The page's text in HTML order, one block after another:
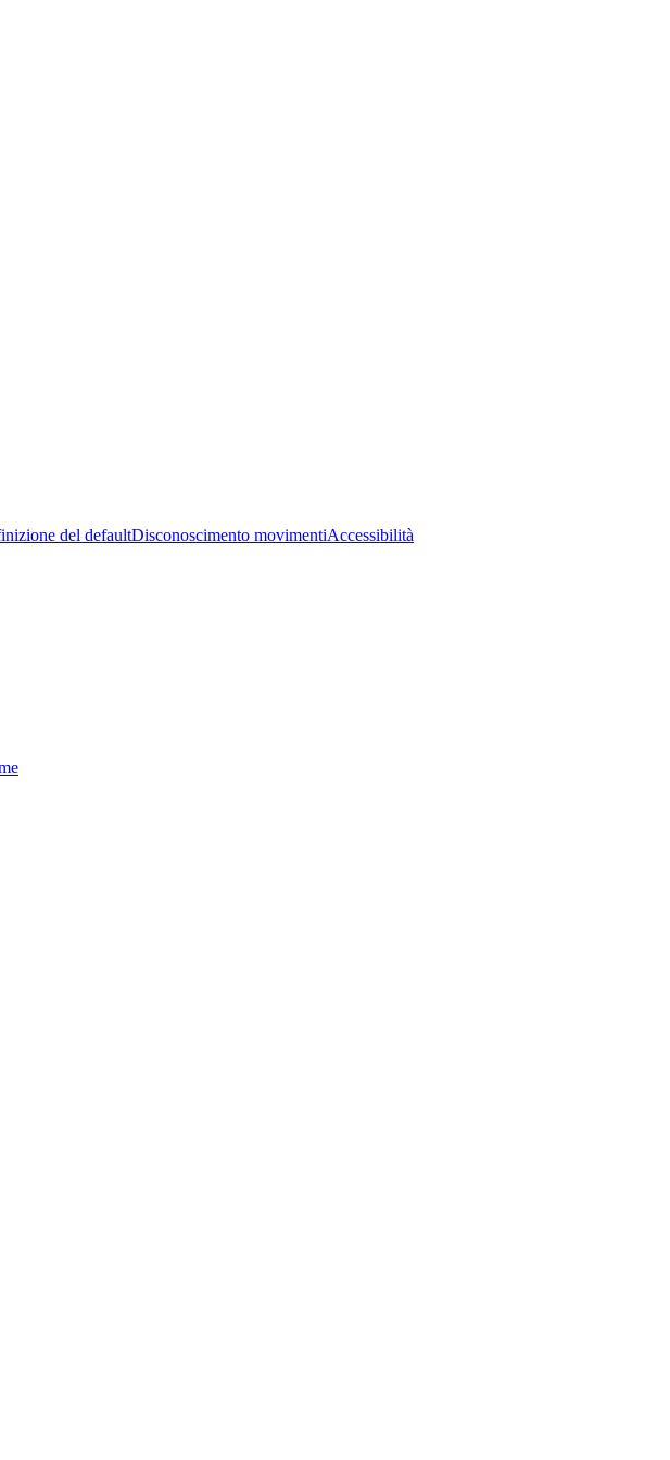
del defaultDisconoscimento movimentiAccessibilità